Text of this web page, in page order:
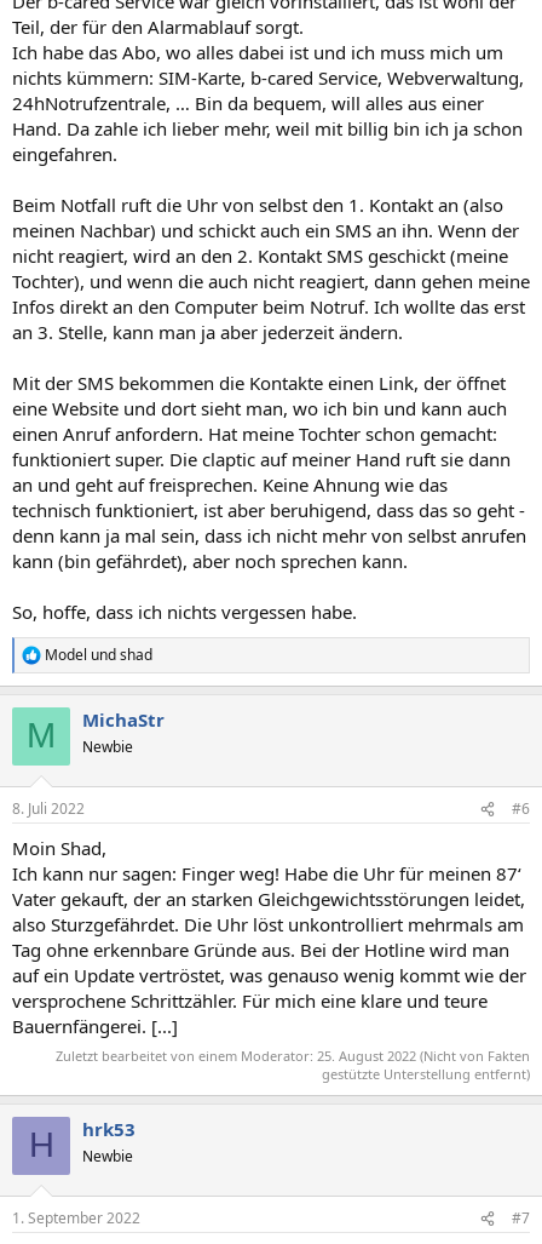
Teil, der für den Alarmablauf sorgt.
Ich habe das Abo, wo alles dabei ist und ich muss mich um
nichts kümmern: SIM-Karte, b-cared Service, Webverwaltung,
24hNotrufzentrale, … Bin da bequem, will alles aus einer
Hand. Da zahle ich lieber mehr, weil mit billig bin ich ja schon
eingefahren.
Beim Notfall ruft die Uhr von selbst den 1. Kontakt an (also
meinen Nachbar) und schickt auch ein SMS an ihn. Wenn der
nicht reagiert, wird an den 2. Kontakt SMS geschickt (meine
Tochter), und wenn die auch nicht reagiert, dann gehen meine
Infos direkt an den Computer beim Notruf. Ich wollte das erst
an 3. Stelle, kann man ja aber jederzeit ändern.
Mit der SMS bekommen die Kontakte einen Link, der öffnet
eine Website und dort sieht man, wo ich bin und kann auch
einen Anruf anfordern. Hat meine Tochter schon gemacht:
funktioniert super. Die claptic auf meiner Hand ruft sie dann
an und geht auf freisprechen. Keine Ahnung wie das
technisch funktioniert, ist aber beruhigend, dass das so geht -
denn kann ja mal sein, dass ich nicht mehr von selbst anrufen
kann (bin gefährdet), aber noch sprechen kann.
So, hoffe, dass ich nichts vergessen habe.
R
e
e
:
Model undshad
M MichaStr
Newbie
8. Juli 2022 #6
Moin Shad,
Ich kann nur sagen: Finger weg! Habe die Uhr für meinen 87‘
Vater gekauft, der an starken Gleichgewichtsstörungen leidet,
also Sturzgefährdet. Die Uhr löst unkontrolliert mehrmals am
Tag ohne erkennbare Gründe aus. Bei der Hotline wird man
auf ein Update vertröstet, was genauso wenig kommt wie der
versprochene Schrittzähler. Für mich eine klare und teure
Bauernfängerei. [...]
Zuletzt bearbeitet von einem Moderator: 25. August 2022 (Nicht von Fakten
gestützte Unterstellung entfernt)
H hrk53
Newbie
1. September 2022 #7